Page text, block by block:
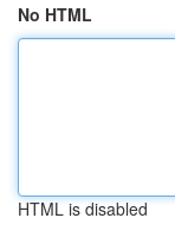
No HTML
HTML is disabled